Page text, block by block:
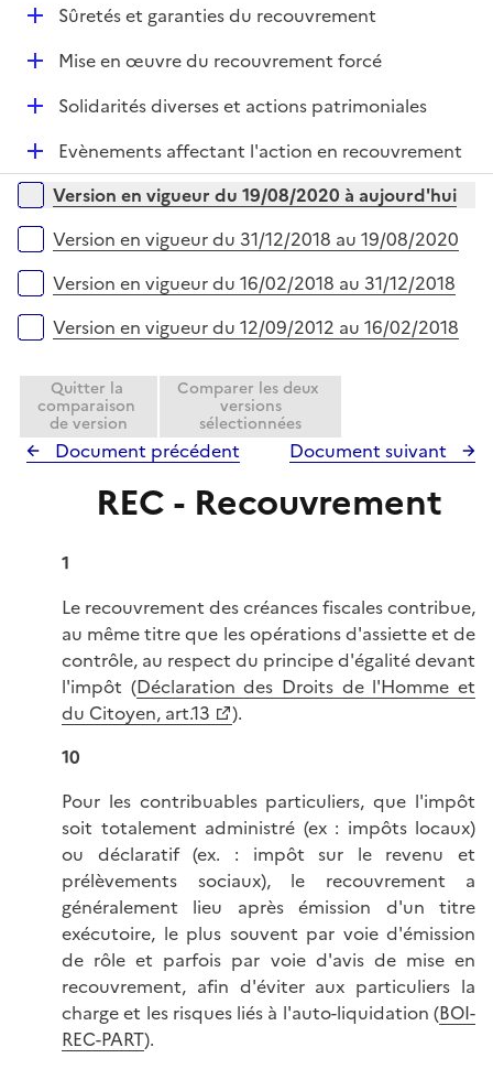
D
r
Sûretés et garanties du recouvrement
D
e
Mise en œuvre du recouvrement forcé
D
e
Solidarités diverses et actions patrimoniales
D
é
p
e
Evènements affectant l'action en recouvrement
Versions sur la période
Version en vigueur du 19/08/2020 à aujourd'hui
Version en vigueur du 31/12/2018 au 19/08/2020
Version en vigueur du 16/02/2018 au 31/12/2018
Version en vigueur du 12/09/2012 au 16/02/2018
Quitter la
comparaison
de version
Comparer les deux
versions
sélectionnées
Document précédent Document suivant
REC - Recouvrement
1
Le recouvrement des créances fiscales contribue,
au même titre que les opérations d'assiette et de
contrôle, au respect du principe d'égalité devant
l'impôt (Déclaration des Droits de l'Homme et
du Citoyen, art.13
).
10
Pour les contribuables particuliers, que l'impôt
soit totalement administré (ex : impôts locaux)
ou déclaratif (ex. : impôt sur le revenu et
prélèvements sociaux), le recouvrement a
généralement lieu après émission d'un titre
exécutoire, le plus souvent par voie d'émission
de rôle et parfois par voie d'avis de mise en
recouvrement, afin d'éviter aux particuliers la
charge et les risques liés à l'auto-liquidation (BOI-
REC-PART).